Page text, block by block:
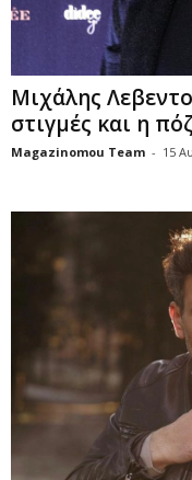
Μιχάλης
στιγμές και η
Magazinomou Team - 15